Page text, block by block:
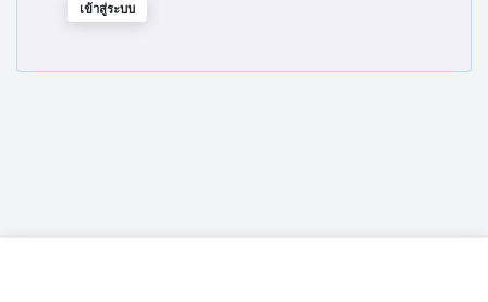
เข้าสู่ระบบ